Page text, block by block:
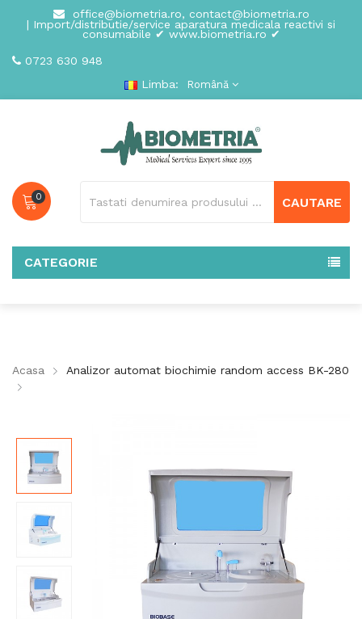
office@biometria.ro, contact@biometria.ro
| Import/distributie/service aparatura medicala reactivi si
consumabile ✔ www.biometria.ro ✔
0723 630 948
Limba:
Română
0 CAUTARE
CATEGORIE
Acasa Analizor automat biochimie random access BK-280